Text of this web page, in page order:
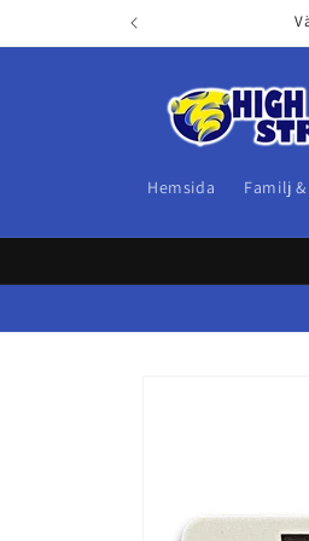
Hemsida Familj